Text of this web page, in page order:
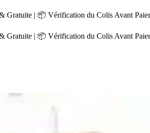
Gratuite | 📦 Vérification du Colis Avant
Gratuite | 📦 Vérification du Colis Avant